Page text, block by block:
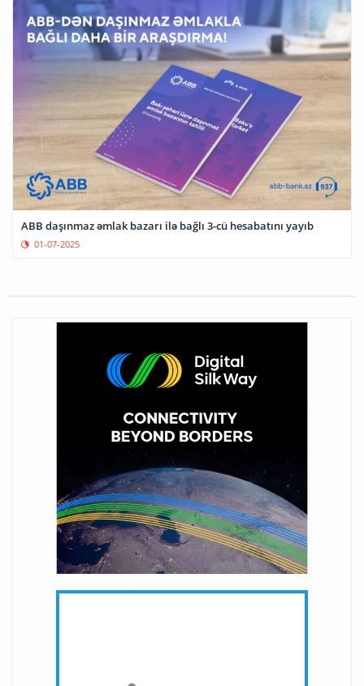
ABB daşınmaz əmlak bazarı ilə bağlı 3-cü hesabatını yayıb
01-07-2025